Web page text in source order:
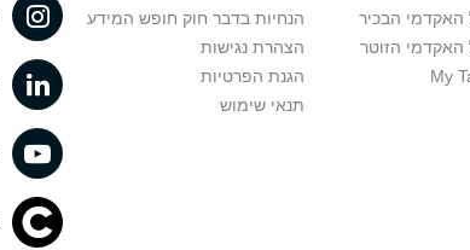
האקדמי הבכיר
האקדמי הזוטר
הנחיות בדבר חוק חופש המידע
הצהרת נגישות
הגנת הפרטיות
תנאי שימוש